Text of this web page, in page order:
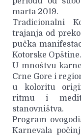
marta 2019.
Tradicionalni
trajanja od
pučka
Kotorske Opštine.
U mnoštvu
Crne Gore i
u koloritu
ritmu i
stanovništva.
Program
Karnevala